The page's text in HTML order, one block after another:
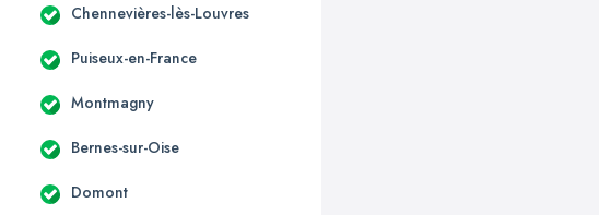
Chennevières-lès-Louvres
Puiseux-en-France
Montmagny
Bernes-sur-Oise
Domont